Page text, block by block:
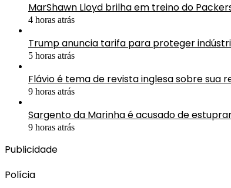
MarShawn Lloyd brilha em treino do
4 horas atrás
Trump anuncia tarifa para proteger
5 horas atrás
Flávio é tema de revista inglesa sobre sua
9 horas atrás
Sargento da Marinha é acusado de
9 horas atrás
Publicidade
Polícia